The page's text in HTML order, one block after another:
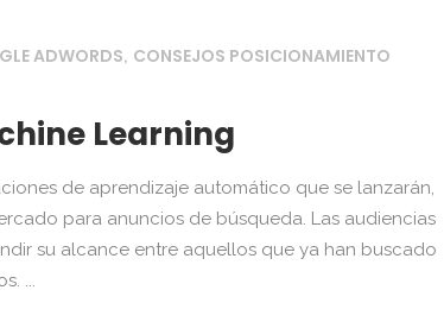
ADWORDS, CONSEJOS POSICIONAMIENTO
Learning
de aprendizaje automático que se lanzarán,
para anuncios de búsqueda. Las audiencias
su alcance entre aquellos que ya han buscado
...